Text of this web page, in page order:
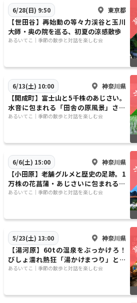
6/28(日) 9:50 東京都
【世田谷】再始動の等々力渓谷と玉川
大師・奥の院を巡る、初夏の涼感散歩
​​あるいてこ｜季節の散歩と対話を楽しむ会
6/13(土) 10:00 神奈川県
​​​【開成町】富士山と5千株のあじさい。
水音に包まれる「田舎の原風景」さん
ぽ
​​あるいてこ｜季節の散歩と対話を楽しむ会
6/6(土) 15:00 神奈川県
​​【小田原】老舗グルメと歴史の足跡。1
万株の花菖蒲・あじさいに包まれる贅
沢5時間
​​あるいてこ｜季節の散歩と対話を楽しむ会
5/23(土) 13:00 神奈川県
​【湯河原】60tの温泉をぶっかけろ！
びしょ濡れ熱狂「湯かけまつり」と、
新緑の万葉公園で心整う初夏の散歩🌿
​​あるいてこ｜季節の散歩と対話を楽しむ会